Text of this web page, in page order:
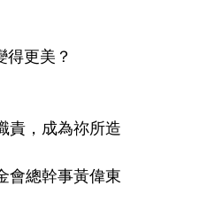
更美？
責，成為祢所造
會總幹事黃偉東